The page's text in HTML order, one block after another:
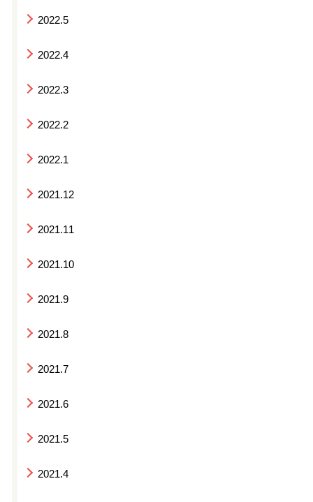
2022.5
2022.4
2022.3
2022.2
2022.1
2021.12
2021.11
2021.10
2021.9
2021.8
2021.7
2021.6
2021.5
2021.4